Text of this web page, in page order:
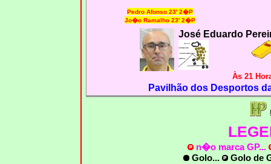
Pedro Afonso 23' 2�P
Jo�o Ramalho 23' 2�P
José Eduardo
Às 21
Pavilhão dos Desportos
n�o marca GP...
Golo...
Golo de